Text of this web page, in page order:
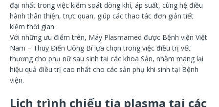
đại nhất trong việc kiểm soát dòng khí, áp suất, cùng hệ điều
hành thân thiện, trực quan, giúp các thao tác đơn giản tiết
kiệm thời gian.
Với những ưu điểm trên, Máy Plasmamed được Bệnh viện Việt
Nam – Thuỵ Điển Uông Bí lựa chọn trong việc điều trị vết
thương cho phụ nữ sau sinh tại các khoa Sản, nhằm mang lại
hiệu quả điều trị cao nhất cho các sản phụ khi sinh tại Bệnh
viện.
Lịch trình chiếu tia plasma tại các